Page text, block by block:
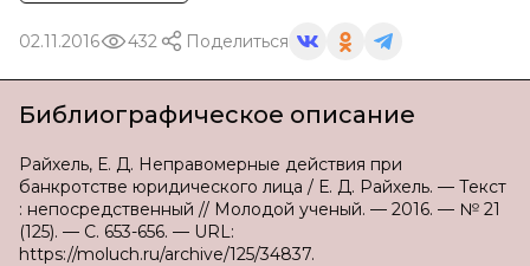
02.11.2016 432 Поделиться
Библиографическое описание
Райхель, Е. Д. Неправомерные действия при
банкротстве юридического лица / Е. Д. Райхель. — Текст
: непосредственный // Молодой ученый. — 2016. — № 21
(125). — С. 653-656. — URL:
https://moluch.ru/archive/125/34837.